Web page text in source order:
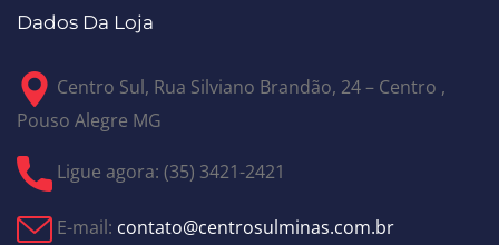
Dados Da Loja
Centro Sul, Rua Silviano Brandão, 24 – Centro ,
Pouso Alegre MG
Ligue agora: (35) 3421-2421
E-mail: contato@centrosulminas.com.br